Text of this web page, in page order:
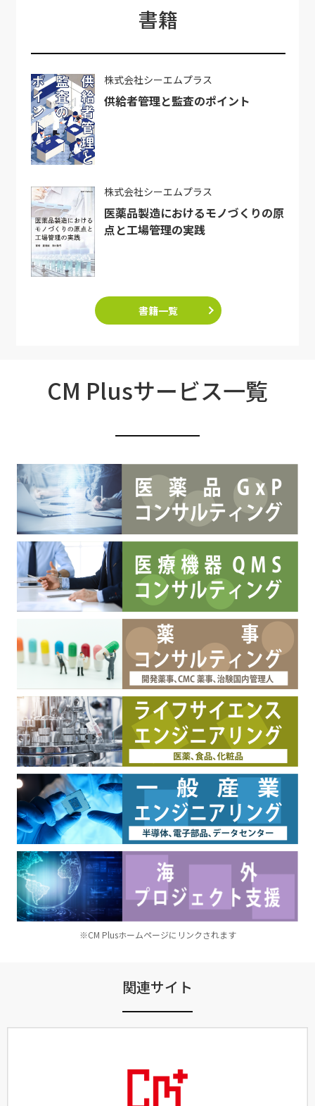
書籍
株式会社シーエムプラス
供給者管理と監査のポイント
株式会社シーエムプラス
医薬品製造におけるモノづくりの原
点と工場管理の実践
書籍一覧
CM Plusサービス一覧
※CM Plusホームページにリンクされます
関連サイト